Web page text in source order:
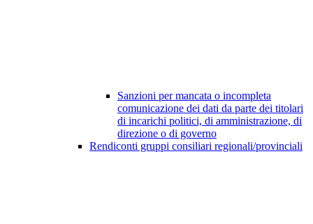
Sanzioni per mancata o incompleta
comunicazione dei dati da parte dei titolari
di incarichi politici, di amministrazione, di
direzione o di governo
Rendiconti gruppi consiliari regionali/provinciali